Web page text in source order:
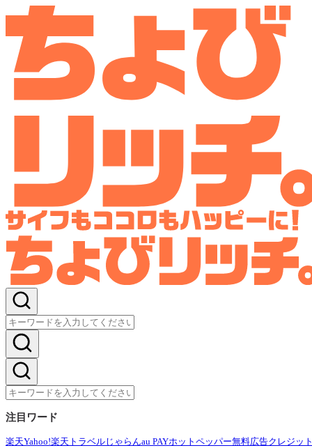
注目ワード
楽天Yahoo!楽天トラベル じゃらんau PAYホットペッパー無料広告クレジッ